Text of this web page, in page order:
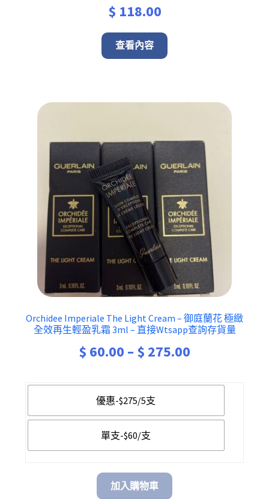
$ 118.00
查看內容
Orchidee Imperiale The Light Cream – 御庭蘭花 極緻
全效再生輕盈乳霜 3ml – 直接Wtsapp查詢存貨量
$ 60.00 – $ 275.00
through
優惠-$275/5支
單支-$60/支
加入購物車